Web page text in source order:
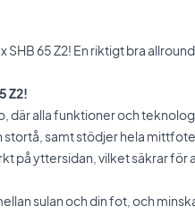
SHB 65 Z2! En riktigt bra
Z2!
där alla funktioner och
stortå, samt stödjer hela
på yttersidan, vilket säkrar för
sulan och din fot, och